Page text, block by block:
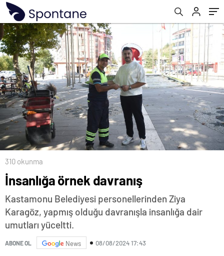
310 okunma
İnsanlığa örnek davranış
Kastamonu Belediyesi personellerinden Ziya
Karagöz, yapmış olduğu davranışla insanlığa dair
umutları yüceltti.
ABONE OL News 08/08/2024 17:43